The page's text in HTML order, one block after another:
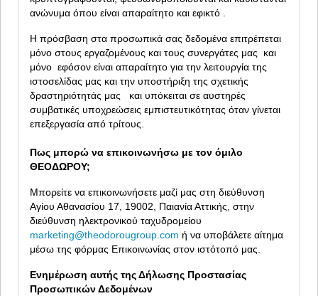
ανώνυμα όπου είναι απαραίτητο και εφικτό .
Η πρόσβαση στα προσωπικά σας δεδομένα επιτρέπεται
μόνο στους εργαζομένους και τους συνεργάτες μας και
μόνο εφόσον είναι απαραίτητο για την λειτουργία της
ιστοσελίδας μας και την υποστήριξη της σχετικής
δραστηριότητάς μας και υπόκειται σε αυστηρές
συμβατικές υποχρεώσεις εμπιστευτικότητας όταν γίνεται
επεξεργασία από τρίτους.
Πως μπορώ να επικοινωνήσω με τον όμιλο
ΘΕΟΔΩΡΟΥ;
Mπορείτε να επικοινωνήσετε μαζί μας στη διεύθυνση
Αγίου Αθανασίου 17, 19002, Παιανία Αττικής, στην
διεύθυνση ηλεκτρονικού ταχυδρομείου
marketing@theodorougroup.com ή να υποβάλετε αίτημα
μέσω της φόρμας Επικοινωνίας στον ιστότοπό μας.
Ενημέρωση αυτής της Δήλωσης Προστασίας
Προσωπικών Δεδομένων